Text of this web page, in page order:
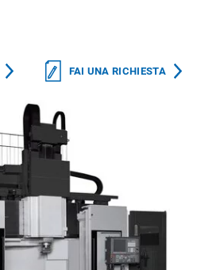
FAI UNA RICHIESTA